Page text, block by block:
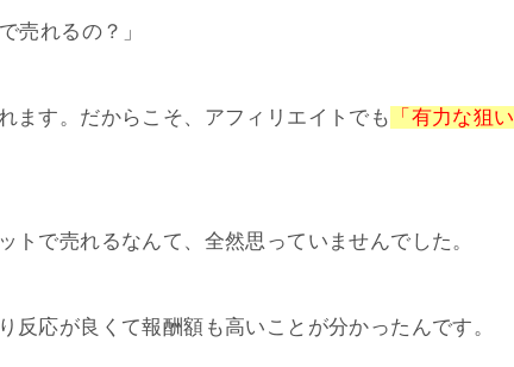
売れるの？」
ます。だからこそ、アフィリエイトでも
「有力な狙い
で売れるなんて、全然思っていませんでした。
応が良くて報酬額も高いことが分かったんです。